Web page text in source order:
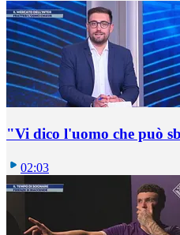
"Vi dico l'uomo che può
02:03